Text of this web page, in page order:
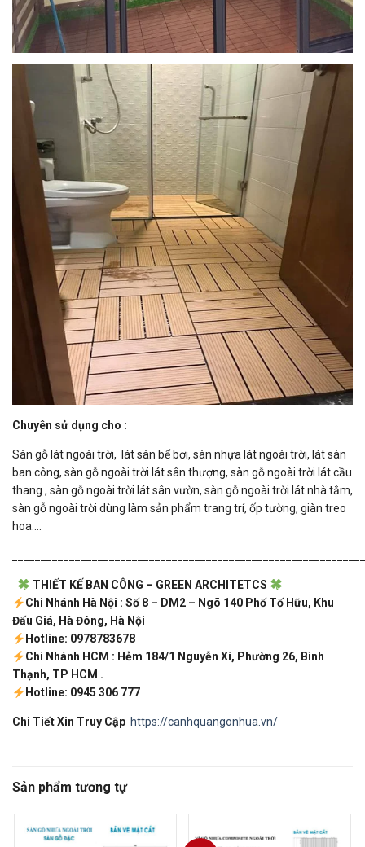
Chuyên sử dụng cho :
Sàn gỗ lát ngoài trời, lát sàn bể bơi, sàn nhựa lát ngoài trời, lát sàn
ban công, sàn gỗ ngoài trời lát sân thượng, sàn gỗ ngoài trời lát cầu
thang , sàn gỗ ngoài trời lát sân vườn, sàn gỗ ngoài trời lát nhà tắm,
sàn gỗ ngoài trời dùng làm sản phẩm trang trí, ốp tường, giàn treo
hoa….
THIẾT KẾ BAN CÔNG – GREEN ARCHITETCS
Chi Nhánh Hà Nội : Số 8 – DM2 – Ngõ 140 Phố Tố Hữu, Khu
Đấu Giá, Hà Đông, Hà Nội
Hotline: 0978783678
Chi Nhánh HCM : Hẻm 184/1 Nguyễn Xí, Phường 26, Bình
Thạnh, TP HCM .
Hotline: 0945 306 777
Chi Tiết Xin Truy Cập https://canhquangonhua.vn/
Sản phẩm tương tự